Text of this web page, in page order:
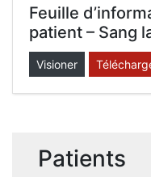
Feuille
patient – Sang
Visioner
Patients